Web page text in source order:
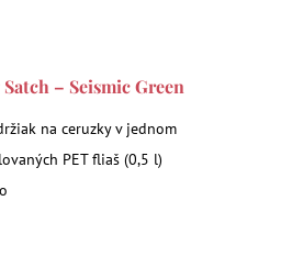
– Seismic Green
na ceruzky v jednom
PET fliaš (0,5 l)